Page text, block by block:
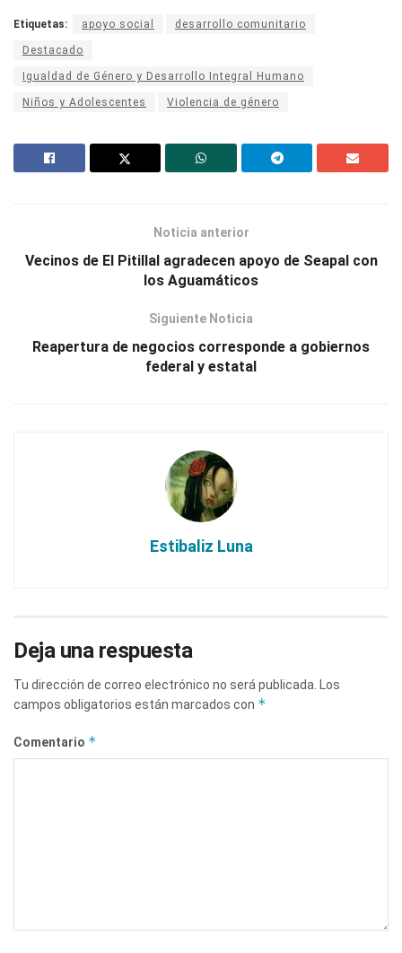
Etiquetas: apoyo social desarrollo comunitario
Destacado
Igualdad de Género y Desarrollo Integral Humano
Niños y Adolescentes Violencia de género
Noticia anterior
Vecinos de El Pitillal agradecen apoyo de Seapal con
los Aguamáticos
Siguiente Noticia
Reapertura de negocios corresponde a gobiernos
federal y estatal
Estibaliz Luna
Deja una respuesta
Tu dirección de correo electrónico no será publicada.
Los
campos obligatorios están marcados con *
Comentario *